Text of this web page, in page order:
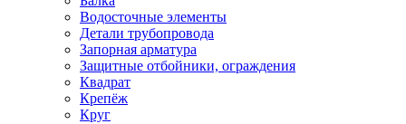
Водосточные элементы
Детали трубопровода
Запорная арматура
Защитные отбойники, ограждения
Квадрат
Крепёж
Круг